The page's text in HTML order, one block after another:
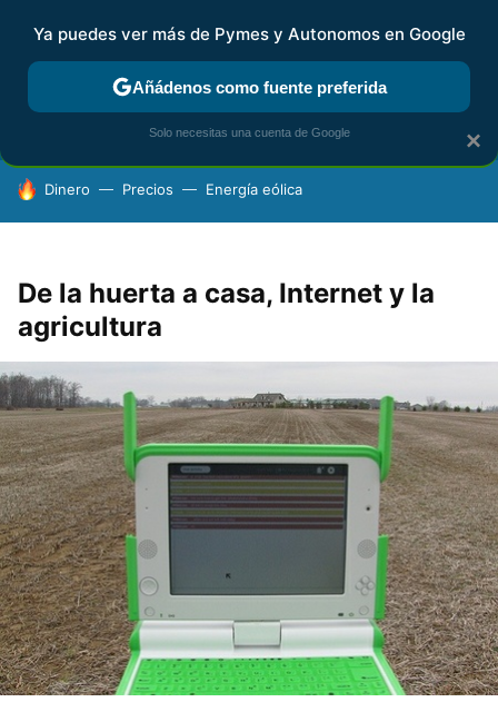
FISCALIDAD Y CONTABILIDAD KIT DIGITAL RENTA
HOY SE HABLA DE
Dinero Precios Energía eólica
De la huerta a casa, Internet y la
agricultura
×
Ya puedes ver más de Pymes y Autonomos en Google
Añádenos como fuente preferida
Solo necesitas una cuenta de Google